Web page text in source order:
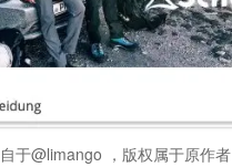
于@limango ，版权属于原作者